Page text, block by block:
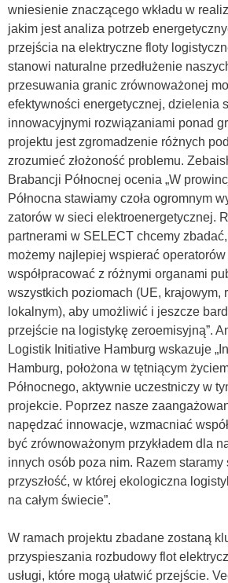
wniesienie znaczącego wkładu w
jakim jest analiza potrzeb
przejścia na elektryczne floty
stanowi naturalne przedłużenie
przesuwania granic zrównoważonej
efektywności energetycznej, dzielenia
innowacyjnymi rozwiązaniami ponad
projektu jest zgromadzenie różnych
zrozumieć złożoność problemu.
Brabancji Północnej ocenia „W
Północna stawiamy czoła ogromnym
zatorów w sieci elektroenergetycznej.
partnerami w SELECT chcemy
możemy najlepiej wspierać
współpracować z różnymi organami
wszystkich poziomach (UE, krajowym,
lokalnym), aby umożliwić i jeszcze
przejście na logistykę zeroemisyjną”.
Logistik Initiative Hamburg wskazuje
Hamburg, położona w tętniącym
Północnego, aktywnie uczestniczy w
projekcie. Poprzez nasze
napędzać innowacje, wzmacniać
być zrównoważonym przykładem dla
innych osób poza nim. Razem staramy
przyszłość, w której ekologiczna
na całym świecie”.
W ramach projektu zbadane zostaną
przyspieszania rozbudowy flot
usługi, które mogą ułatwić przejście.